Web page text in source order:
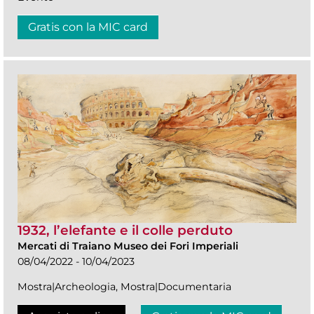
Gratis con la MIC card
1932, l’elefante e il colle perduto
Mercati di Traiano Museo dei Fori Imperiali
08/04/2022 - 10/04/2023
Mostra|Archeologia, Mostra|Documentaria